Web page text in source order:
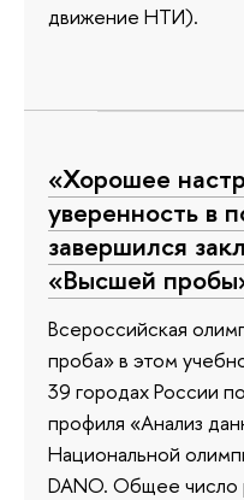
движение НТИ).
«Хорошее
уверенность в
завершился
«Высшей
Всероссийская
проба» в этом
39 городах России
профиля «Анализ
Национальной
DANO. Общее число